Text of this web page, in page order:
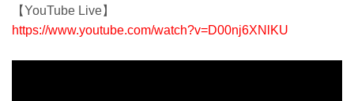
【YouTube Live】
https://www.youtube.com/watch?v=D00nj6XNlKU